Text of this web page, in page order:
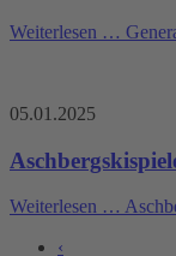
Weiterlesen …
05.01.2025
Weiterlesen …
‹